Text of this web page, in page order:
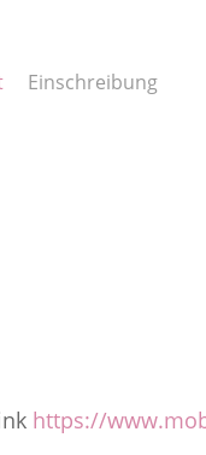
Einschreibung
https://